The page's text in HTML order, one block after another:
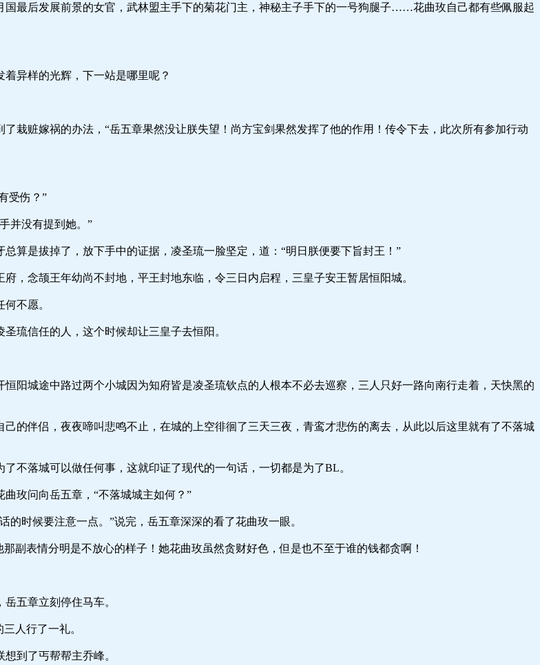
展前景的女官，武林盟主手下的菊花门主，神秘主子手下的一号狗腿子……花曲玫自己都有些佩服起
样的光辉，下一站是哪里呢？
祸的办法，“岳五章果然没让朕失望！尚方宝剑果然发挥了他的作用！传令下去，此次所有参加行动
伤？”
没有提到她。”
掉了，放下手中的证据，凌圣琉一脸坚定，道：“明日朕便要下旨封王！”
王年幼尚不封地，平王封地东临，令三日内启程，三皇子安王暂居恒阳城。
不愿。
任的人，这个时候却让三皇子去恒阳。
中路过两个小城因为知府皆是凌圣琉钦点的人根本不必去巡察，三人只好一路向南行走着，天快黑的
，夜夜啼叫悲鸣不止，在城的上空徘徊了三天三夜，青鸾才悲伤的离去，从此以后这里就有了不落城
可以做任何事，这就印证了现代的一句话，一切都是为了BL。
向岳五章，“不落城城主如何？”
要注意一点。”说完，岳五章深深的看了花曲玫一眼。
分明是不放心的样子！她花曲玫虽然贪财好色，但是也不至于谁的钱都贪啊！
章立刻停住马车。
行了一礼。
了丐帮帮主乔峰。